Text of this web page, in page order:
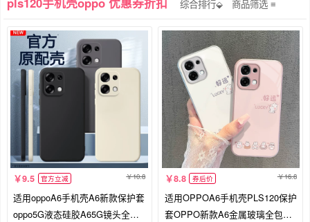
综合排行⬙ 商品筛选
9.5 官方立减 10.8
适用oppoA6手机壳A6新款保护套
oppo5G液态硅胶A65G镜头全包
8.8 券后价 16.8
适用OPPOA6手机壳PLS120保护
套OPPO新款A6金属玻璃全包防